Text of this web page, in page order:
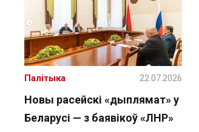
Новы расейскі «дыплямат» у
Беларусі — з баявікоў «ЛНР»
Палітыка 22.07.2026